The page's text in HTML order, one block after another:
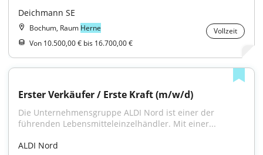
Deichmann SE
Bochum, Raum Herne
Vollzeit
Von 10.500,00 € bis 16.700,00 €
Erster Verkäufer / Erste Kraft (m/w/d)
Die Unternehmensgruppe ALDI Nord ist einer der
führenden Lebensmitteleinzelhändler. Mit einer...
ALDI Nord